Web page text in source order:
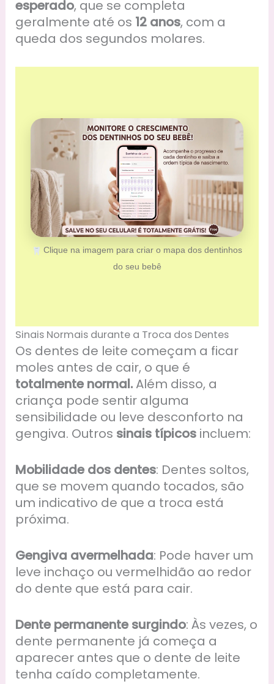
esperado, que se completa
geralmente até os 12 anos, com a
queda dos segundos molares.
Clique na imagem para criar o mapa dos dentinhos
do seu bebê
Sinais Normais durante a Troca dos Dentes
Os dentes de leite começam a ficar
moles antes de cair, o que é
totalmente normal. Além disso, a
criança pode sentir alguma
sensibilidade ou leve desconforto na
gengiva. Outros sinais típicos incluem:
Mobilidade dos dentes: Dentes soltos,
que se movem quando tocados, são
um indicativo de que a troca está
próxima.
Gengiva avermelhada: Pode haver um
leve inchaço ou vermelhidão ao redor
do dente que está para cair.
Dente permanente surgindo: Às vezes, o
dente permanente já começa a
aparecer antes que o dente de leite
tenha caído completamente.